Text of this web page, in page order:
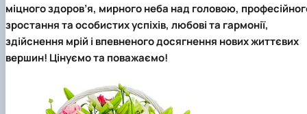
міцного здоров’я, мирного неба над головою,
зростання та особистих успіхів, любові та гармонії,
здійснення мрій і впевненого досягнення нових життєвих
вершин! Цінуємо та поважаємо!